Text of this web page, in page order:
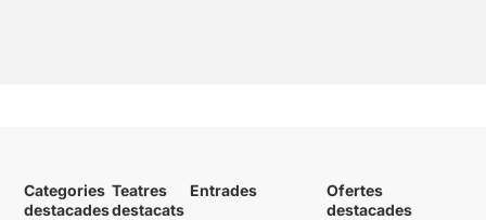
Categories
destacades
Teatres
destacats
Entrades
Ofertes
destacades